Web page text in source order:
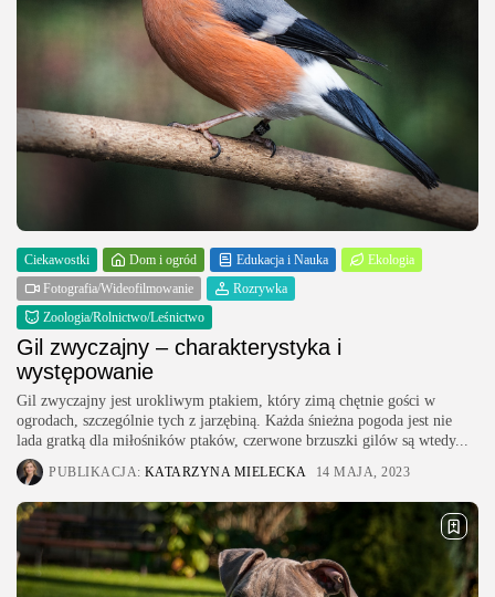
Ciekawostki Dom i ogród Edukacja i Nauka
Ekologia
Fotografia/Wideofilmowanie
Rozrywka
Zoologia/Rolnictwo/Leśnictwo
Gil zwyczajny – charakterystyka i
występowanie
Gil zwyczajny jest urokliwym ptakiem, który zimą chętnie gości w
ogrodach, szczególnie tych z jarzębiną. Każda śnieżna pogoda jest nie
lada gratką dla miłośników ptaków, czerwone brzuszki gilów są wtedy...
PUBLIKACJA: KATARZYNA MIELECKA 14 MAJA, 2023